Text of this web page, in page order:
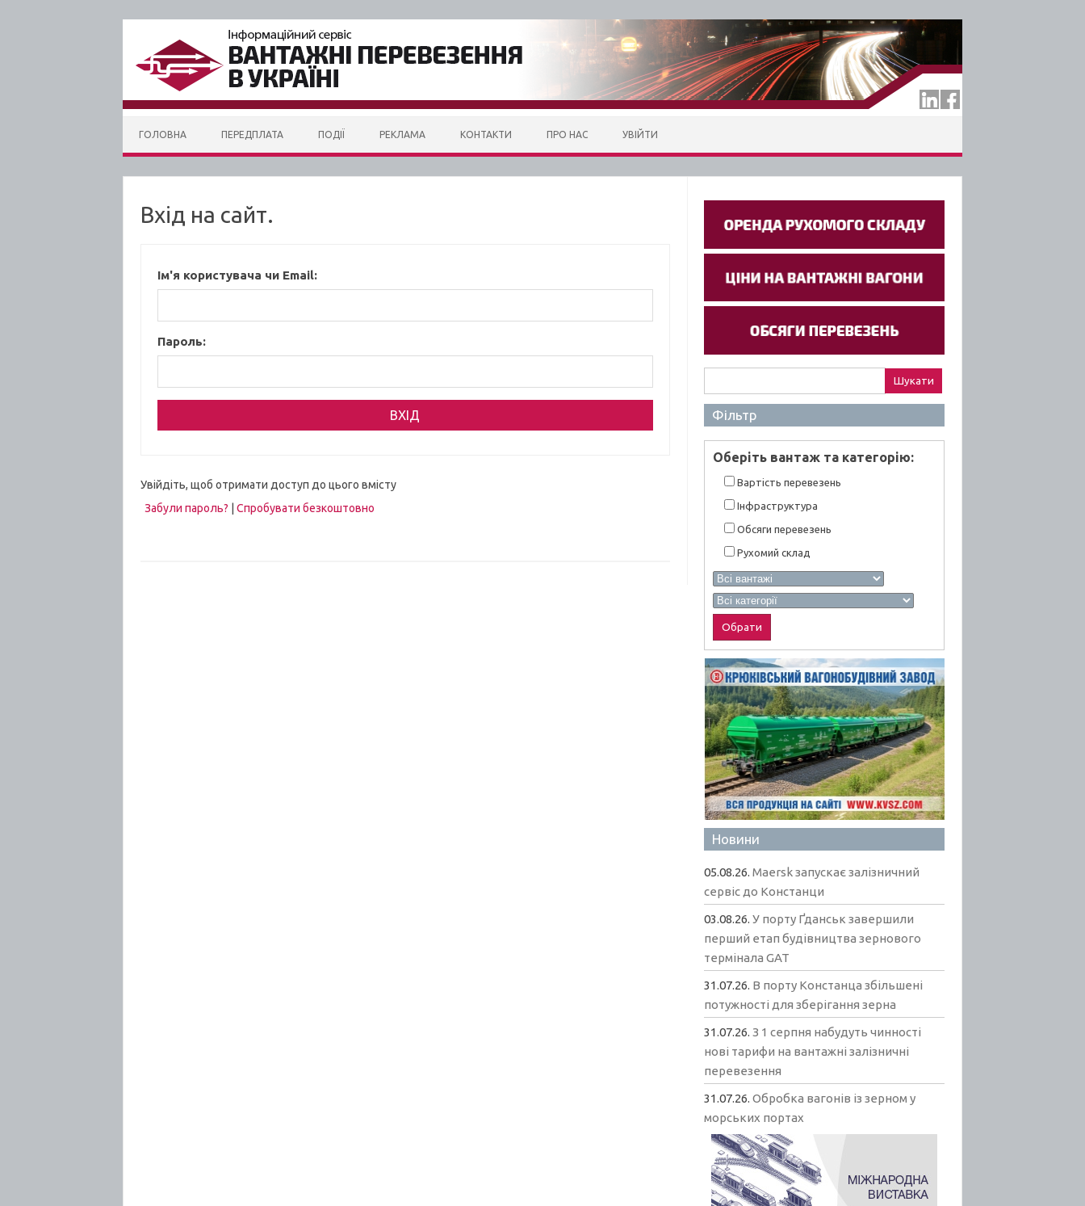
ГОЛОВНА ПЕРЕДПЛАТА ПОДІЇ РЕКЛАМА КОНТАКТИ ПРО НАС УВІЙТИ
Вхід на сайт.
Ім'я користувача чи Email:
Пароль:
Увійдіть, щоб отримати доступ до цього вмісту
Забули пароль?
Спробувати безкоштовно
Фільтр
Оберiть вантаж та категорiю:
Вартiсть перевезень
Інфраструктура
Обсяги перевезень
Рухомий склад
Новини
05.08.26.Maersk запускає залізничний
сервіс до Констанци
03.08.26.У порту Ґданськ завершили
перший етап будівництва зернового
термінала GAT
31.07.26. В порту Констанца збільшені
потужності для зберігання зерна
31.07.26.З 1 серпня набудуть чинності
нові тарифи на вантажні залізничні
перевезення
31.07.26.Обробка вагонів із зерном у
морських портах